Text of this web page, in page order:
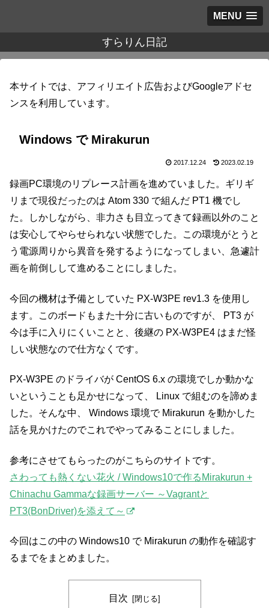
MENU
すらりん日記
本サイトでは、アフィリエイト広告およびGoogleアドセ
ンスを利用しています。
Windows で Mirakurun
2017.12.24 2023.02.19
録画PC環境のリプレース計画を進めていました。ギリギ
リまで現役だったのは Atom 330 で組んだ PT1 機でし
た。しかしながら、非力さも目立ってきて録画以外のこと
は安心してやらせられない状態でした。この環境がとうと
う電源周りから異音を発するようになってしまい、急遽計
画を前倒しして進めることにしました。
今回の機材は予備としていた PX-W3PE rev1.3 を使用し
ます。このボードもまた十分に古いものですが、 PT3 が
今は手に入りにくいことと、後継の PX-W3PE4 はまだ怪
しい状態なので仕方なくです。
PX-W3PE のドライバが CentOS 6.x の環境でしか動かな
いということも足かせになって、 Linux で組むのを諦めま
した。そんな中、 Windows 環境で Mirakurun を動かした
話を見かけたのでこれでやってみることにしました。
参考にさせてもらったのがこちらのサイトです。
さわっても熱くない花火 / Windows10で作るMirakurun +
Chinachu Gammaな録画サーバー ～Vagrantと
PT3(BonDriver)を添えて～
今回はこの中の Windows10 で Mirakurun の動作を確認す
るまでをまとめました。
目次